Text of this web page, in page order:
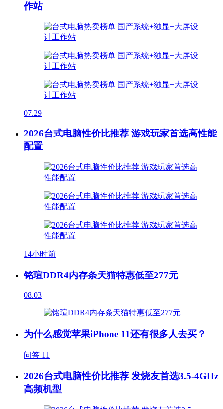
作站
07.29
2026台式电脑性价比推荐 游戏玩家首选高性能
配置
14小时前
铭瑄DDR4内存条天猫特惠低至277元
08.03
为什么感觉苹果iPhone 11还有很多人去买？
问答 11
2026台式电脑性价比推荐 发烧友首选3.5-4GHz
高频机型